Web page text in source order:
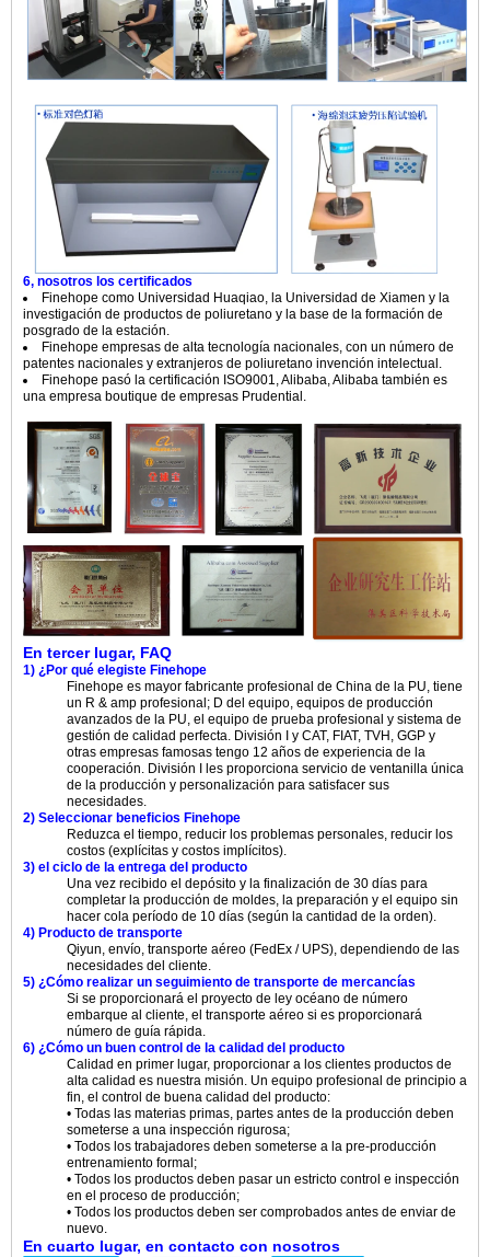
6, nosotros los certificados
Finehope como Universidad Huaqiao, la Universidad de Xiamen y la
investigación de productos de poliuretano y la base de la formación de
posgrado de la estación.
Finehope empresas de alta tecnología nacionales, con un número de
patentes nacionales y extranjeros de poliuretano invención intelectual.
Finehope pasó la certificación ISO9001, Alibaba, Alibaba también es
una empresa boutique de empresas Prudential.
En tercer lugar, FAQ
1) ¿Por qué elegiste Finehope
Finehope es mayor fabricante profesional de China de la PU, tiene
un R & amp profesional; D del equipo, equipos de producción
avanzados de la PU, el equipo de prueba profesional y sistema de
gestión de calidad perfecta. División I y CAT, FIAT, TVH, GGP y
otras empresas famosas tengo 12 años de experiencia de la
cooperación. División I les proporciona servicio de ventanilla única
de la producción y personalización para satisfacer sus
necesidades.
2) Seleccionar beneficios Finehope
Reduzca el tiempo, reducir los problemas personales, reducir los
costos (explícitas y costos implícitos).
3) el ciclo de la entrega del producto
Una vez recibido el depósito y la finalización de 30 días para
completar la producción de moldes, la preparación y el equipo sin
hacer cola período de 10 días (según la cantidad de la orden).
4) Producto de transporte
Qiyun, envío, transporte aéreo (FedEx / UPS), dependiendo de las
necesidades del cliente.
5) ¿Cómo realizar un seguimiento de transporte de mercancías
Si se proporcionará el proyecto de ley océano de número
embarque al cliente, el transporte aéreo si es proporcionará
número de guía rápida.
6) ¿Cómo un buen control de la calidad del producto
Calidad en primer lugar, proporcionar a los clientes productos de
alta calidad es nuestra misión. Un equipo profesional de principio a
fin, el control de buena calidad del producto:
• Todas las materias primas, partes antes de la producción deben
someterse a una inspección rigurosa;
• Todos los trabajadores deben someterse a la pre-producción
entrenamiento formal;
• Todos los productos deben pasar un estricto control e inspección
en el proceso de producción;
• Todos los productos deben ser comprobados antes de enviar de
nuevo.
En cuarto lugar, en contacto con nosotros